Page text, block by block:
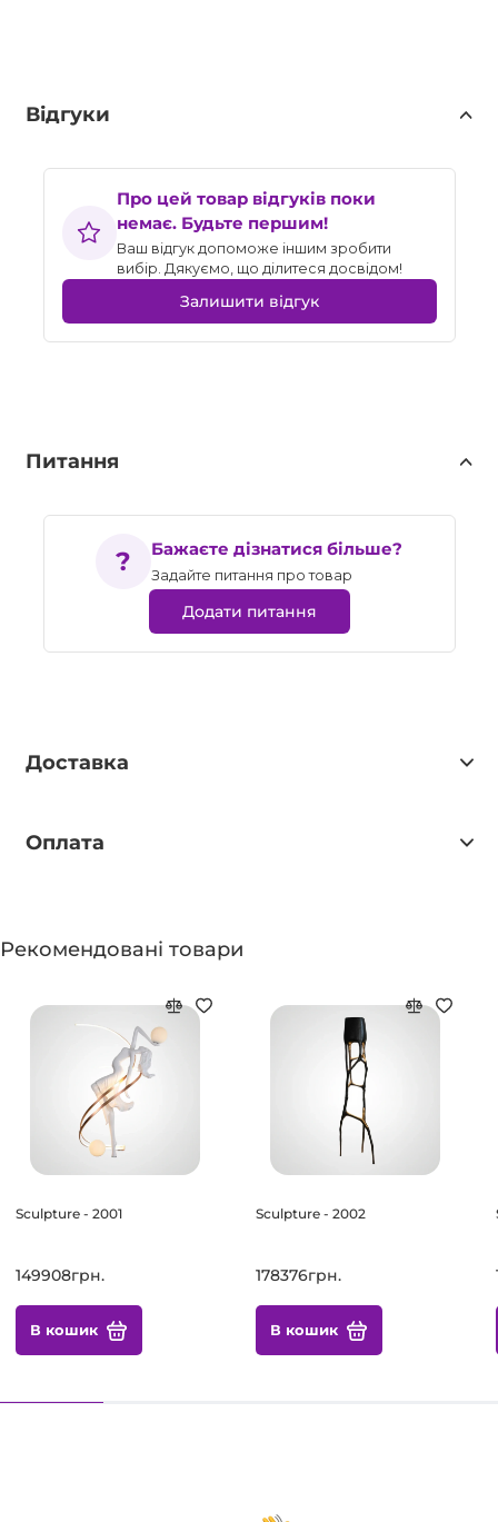
Відгуки
Про цей товар відгуків поки
немає. Будьте першим!
Ваш відгук допоможе іншим зробити
вибір. Дякуємо, що ділитеся досвідом!
Залишити відгук
Питання
Бажаєте дізнатися більше?
Задайте питання про товар
Додати питання
Доставка
Оплата
Рекомендовані товари
Sculpture - 2001
149908грн.
В кошик
Sculpture - 2002
178376грн.
В кошик